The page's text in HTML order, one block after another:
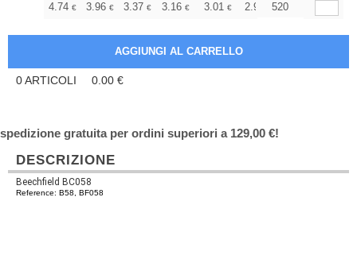
4.74 € 3.96 € 3.37 € 3.16 € 3.01 € 2.98 €520
0ARTICOLI 0.00 €
spedizione gratuita per ordini superiori a 129,00 €!
DESCRIZIONE
Beechfield BC058
Reference: B58, BF058